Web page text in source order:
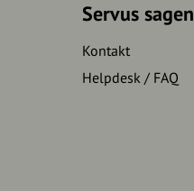
Servus sagen
Kontakt
Helpdesk / FAQ